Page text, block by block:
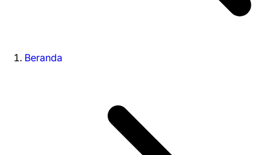
Beranda